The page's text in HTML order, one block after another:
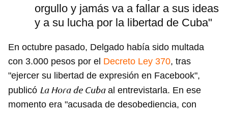
orgullo y jamás va a fallar a sus ideas
y a su lucha por la libertad de Cuba"
En octubre pasado, Delgado había sido multada
con 3.000 pesos por el Decreto Ley 370, tras
"ejercer su libertad de expresión en Facebook",
publicó La Hora de Cubaal entrevistarla. En ese
momento era "acusada de desobediencia, con